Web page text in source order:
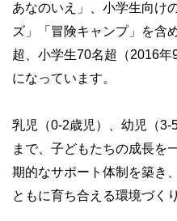
あなのいえ」、小学生向け
ズ」「冒険キャンプ」を含
超、小学生70名超（2016
になっています。
乳児（0-2歳児）、幼児（3-
まで、子どもたちの成長を
期的なサポート体制を築き
ともに育ち合える環境づく